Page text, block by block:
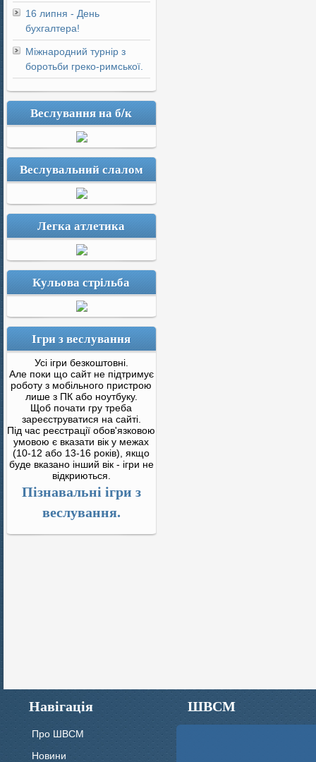
16 липня - День
бухгалтера!
Міжнародний турнір з
боротьби греко-римської.
Веслування на б/к
Веслувальний слалом
Легка атлетика
Кульова стрільба
Ігри з веслування
Усі ігри безкоштовні.
Але поки що сайт не підтримує
роботу з мобільного пристрою
лише з ПК або ноутбуку.
Щоб почати гру треба
зареєструватися на сайті.
Під час реєстрації обов'язковою
умовою є вказати вік у межах
(10-12 або 13-16 років), якщо
буде вказано інший вік - ігри не
відкриються.
Пізнавальні ігри з
веслування.
Навігація
Про ШВСМ
Новини
ШВСМ